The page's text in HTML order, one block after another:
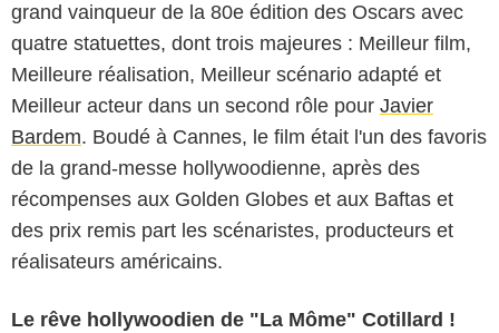
grand vainqueur de la 80e édition des Oscars avec
quatre statuettes, dont trois majeures : Meilleur film,
Meilleure réalisation, Meilleur scénario adapté et
Meilleur acteur dans un second rôle pour Javier
Bardem. Boudé à Cannes, le film était l'un des favoris
de la grand-messe hollywoodienne, après des
récompenses aux Golden Globes et aux Baftas et
des prix remis part les scénaristes, producteurs et
réalisateurs américains.
Le rêve hollywoodien de "La Môme" Cotillard !